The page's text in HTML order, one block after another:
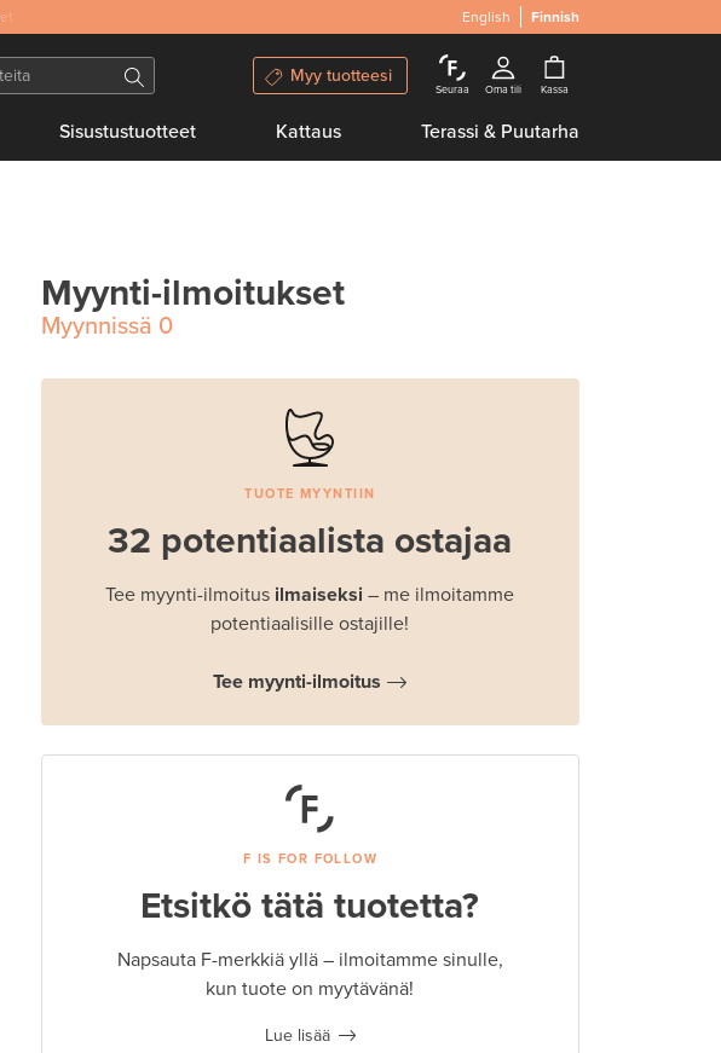
English Finnish
Myy tuotteesi
Seuraa Oma tili Kassa
Sisustustuotteet Kattaus Terassi & Puutarha
Myynti-ilmoitukset
Myynnissä 0
TUOTE MYYNTIIN
32 potentiaalista ostajaa
Tee myynti-ilmoitus ilmaiseksi – me ilmoitamme
potentiaalisille ostajille!
Tee myynti-ilmoitus
F IS FOR FOLLOW
Etsitkö tätä tuotetta?
Napsauta F-merkkiä yllä – ilmoitamme sinulle,
kun tuote on myytävänä!
Lue lisää